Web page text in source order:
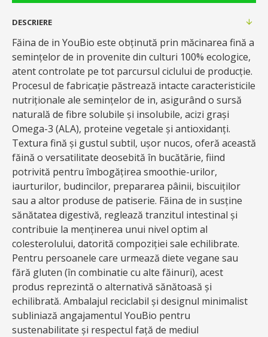
DESCRIERE
Făina de in YouBio este obținută prin măcinarea fină a
semințelor de in provenite din culturi 100% ecologice,
atent controlate pe tot parcursul ciclului de producție.
Procesul de fabricație păstrează intacte caracteristicile
nutriționale ale semințelor de in, asigurând o sursă
naturală de fibre solubile și insolubile, acizi grași
Omega-3 (ALA), proteine vegetale și antioxidanți.
Textura fină și gustul subtil, ușor nucos, oferă această
făină o versatilitate deosebită în bucătărie, fiind
potrivită pentru îmbogățirea smoothie-urilor,
iaurturilor, budincilor, prepararea pâinii, biscuiților
sau a altor produse de patiserie. Făina de in susține
sănătatea digestivă, reglează tranzitul intestinal și
contribuie la menținerea unui nivel optim al
colesterolului, datorită compoziției sale echilibrate.
Pentru persoanele care urmează diete vegane sau
fără gluten (în combinatie cu alte făinuri), acest
produs reprezintă o alternativă sănătoasă și
echilibrată. Ambalajul reciclabil și designul minimalist
subliniază angajamentul YouBio pentru
sustenabilitate și respectul față de mediul